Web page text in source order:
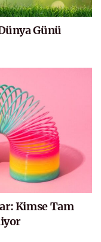
Günü
Kimse Tam